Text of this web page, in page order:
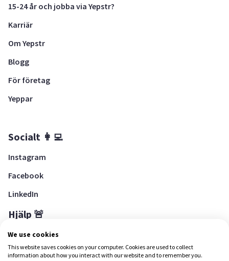
15-24 år och jobba via Yepstr?
Karriär
Om Yepstr
Blogg
För företag
Yeppar
Socialt 👩‍💻
Instagram
Facebook
LinkedIn
Hjälp 🚨
Hjälpcenter
We use cookies
This website saves cookies on your computer. Cookies are used to collect
information about how you interact with our website and to remember you.